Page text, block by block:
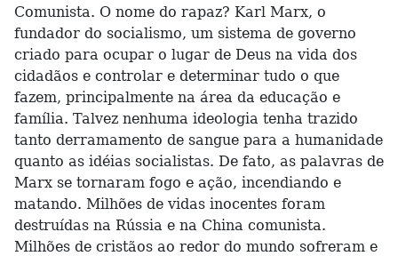
Comunista. O nome do rapaz? Karl Marx, o
fundador do socialismo, um sistema de governo
criado para ocupar o lugar de Deus na vida dos
cidadãos e controlar e determinar tudo o que
fazem, principalmente na área da educação e
família. Talvez nenhuma ideologia tenha trazido
tanto derramamento de sangue para a humanidade
quanto as idéias socialistas. De fato, as palavras de
Marx se tornaram fogo e ação, incendiando e
matando. Milhões de vidas inocentes foram
destruídas na Rússia e na China comunista.
Milhões de cristãos ao redor do mundo sofreram e